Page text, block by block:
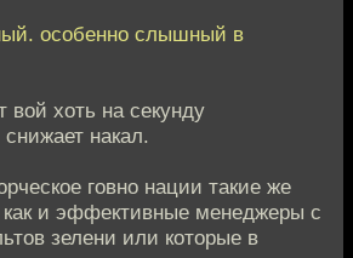
особенно слышный в
вой хоть на секунду
накал.
говно нации такие же
и эффективные менеджеры с
зелени или которые в